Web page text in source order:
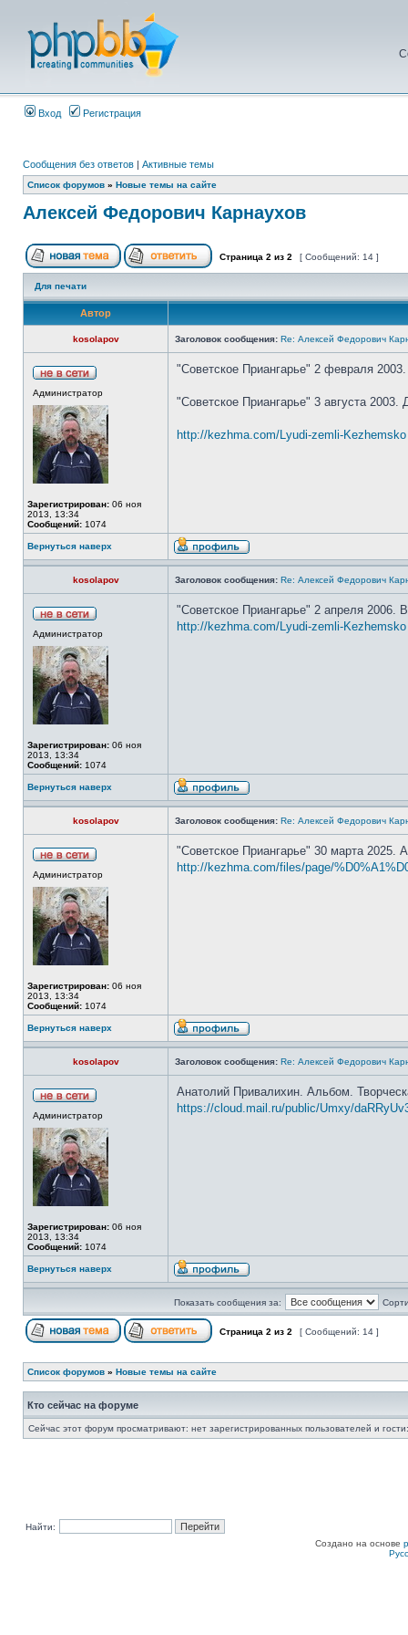
Вход Регистрация
Сообщения без ответов | Активные темы
Список форумов » Новые темы на сайте
Алексей Федорович Карнаухов
Страница 2 из 2 [ Сообщений: 14 ]
Для печати
Автор
kosolapov Заголовок сообщения: Re: Алексей Федорович
Администратор
Зарегистрирован: 06 ноя
2013, 13:34
Сообщений: 1074
"Советское Приангарье" 2 февраля
"Советское Приангарье" 3 августа
http://kezhma.com/Lyudi-zemli-
Вернуться наверх
kosolapov Заголовок сообщения: Re: Алексей Федорович
Администратор
Зарегистрирован: 06 ноя
2013, 13:34
Сообщений: 1074
"Советское Приангарье" 2 апреля
http://kezhma.com/Lyudi-zemli-
Вернуться наверх
kosolapov Заголовок сообщения: Re: Алексей Федорович
Администратор
Зарегистрирован: 06 ноя
2013, 13:34
Сообщений: 1074
"Советское Приангарье" 30 марта 2025.
http://kezhma.com/files/page/
Вернуться наверх
kosolapov Заголовок сообщения: Re: Алексей Федорович
Администратор
Зарегистрирован: 06 ноя
2013, 13:34
Сообщений: 1074
Анатолий Привалихин. Альбом.
https://cloud.mail.ru/public/Umxy/
Вернуться наверх
Показать сообщения за:
Страница 2 из 2 [ Сообщений: 14 ]
Список форумов » Новые темы на сайте
Кто сейчас на форуме
Сейчас этот форум просматривают: нет зарегистрированных пользователей и
Найти:
Создано на основе